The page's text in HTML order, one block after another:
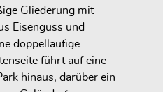
Gliederung mit
Eisenguss und
doppelläufige
führt auf eine
hinaus, darüber ein